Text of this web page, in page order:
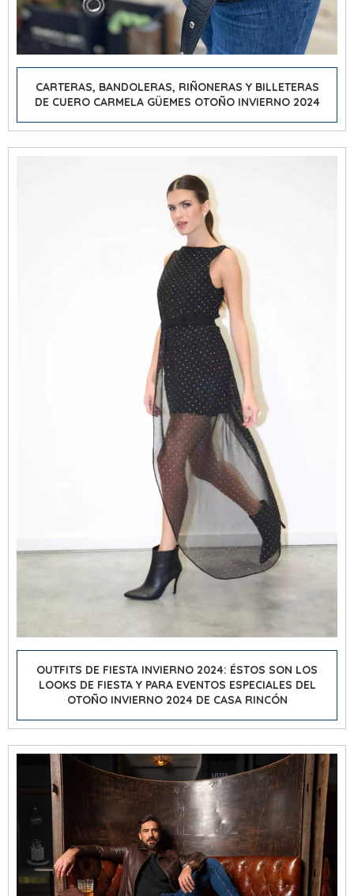
CARTERAS, BANDOLERAS, RIÑONERAS Y BILLETERAS
DE CUERO CARMELA GÜEMES OTOÑO INVIERNO 2024
OUTFITS DE FIESTA INVIERNO 2024: ÉSTOS SON LOS
LOOKS DE FIESTA Y PARA EVENTOS ESPECIALES DEL
OTOÑO INVIERNO 2024 DE CASA RINCÓN